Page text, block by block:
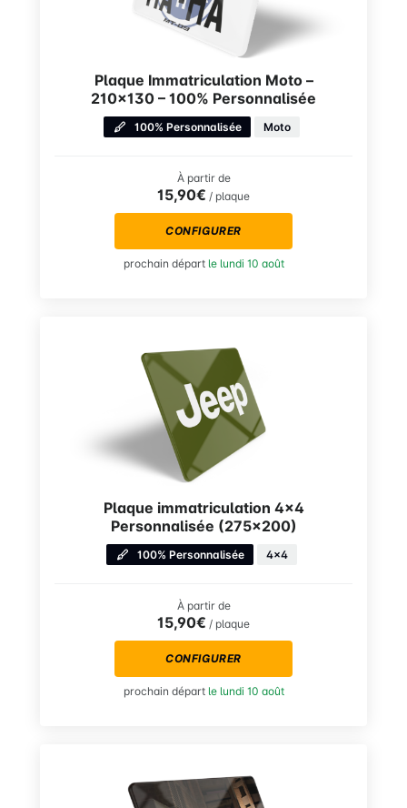
Plaque Immatriculation Moto –
210×130 – 100% Personnalisée
100% Personnalisée Moto
À partir de
15,90€ / plaque
CONFIGURER
prochain départ le lundi 10 août
Plaque immatriculation 4×4
Personnalisée (275×200)
100% Personnalisée 4x4
À partir de
15,90€ / plaque
CONFIGURER
prochain départ le lundi 10 août